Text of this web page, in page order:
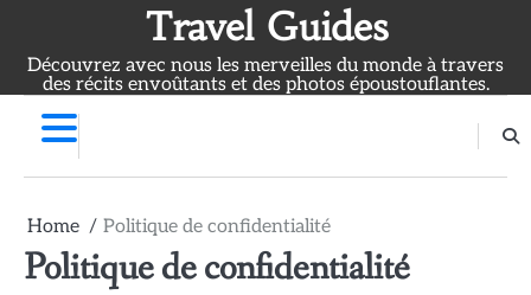
content
Travel Guides
Découvrez avec nous les merveilles du monde à travers
des récits envoûtants et des photos époustouflantes.
Home Politique de confidentialité
Politique de confidentialité